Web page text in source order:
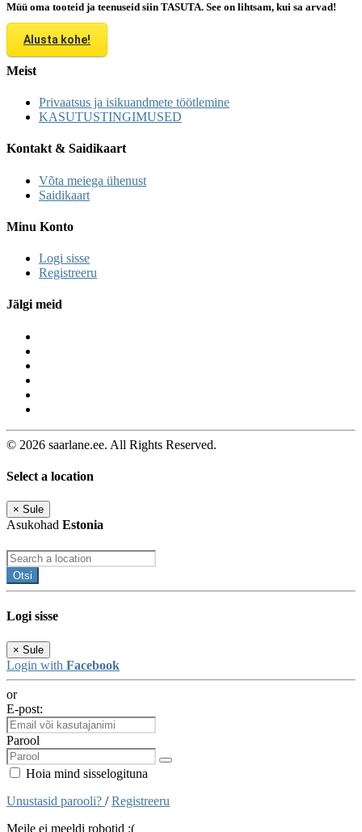
Müü oma tooteid ja teenuseid siin TASUTA. See on lihtsam, kui sa arvad!
Alusta kohe!
Meist
Privaatsus ja isikuandmete töötlemine
KASUTUSTINGIMUSED
Kontakt & Saidikaart
Võta meiega ühenust
Saidikaart
Minu Konto
Logi sisse
Registreeru
Jälgi meid
© 2026 saarlane.ee. All Rights Reserved.
Select a location
× Sule
Asukohad Estonia
Otsi
Logi sisse
× Sule
Login with Facebook
or
E-post:
Parool
Hoia mind sisselogituna
Unustasid parooli? /Registreeru
Meile ei meeldi robotid :(